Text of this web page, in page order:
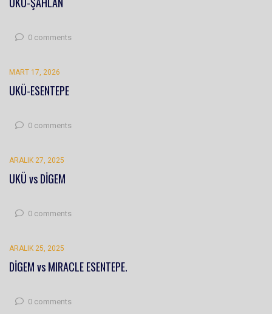
0 comments
MART 17, 2026
UKÜ-ESENTEPE
0 comments
ARALIK 27, 2025
UKÜ vs DİGEM
0 comments
ARALIK 25, 2025
DİGEM vs MIRACLE ESENTEPE.
0 comments